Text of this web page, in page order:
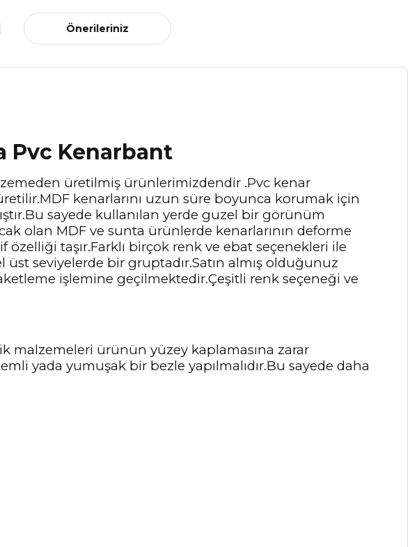
Önerileriniz
Pvc Kenarbant
üretilmiş ürünlerimizdendir .Pvc kenar
kenarlarını uzun süre boyunca korumak için
sayede kullanılan yerde guzel bir görünüm
olan MDF ve sunta ürünlerde kenarlarının deforme
taşır.Farklı birçok renk ve ebat seçenekleri ile
seviyelerde bir gruptadır.Satın almış olduğunuz
işlemine geçilmektedir.Çeşitli renk seçeneği ve
malzemeleri ürünün yüzey kaplamasına zarar
yada yumuşak bir bezle yapılmalıdır.Bu sayede daha